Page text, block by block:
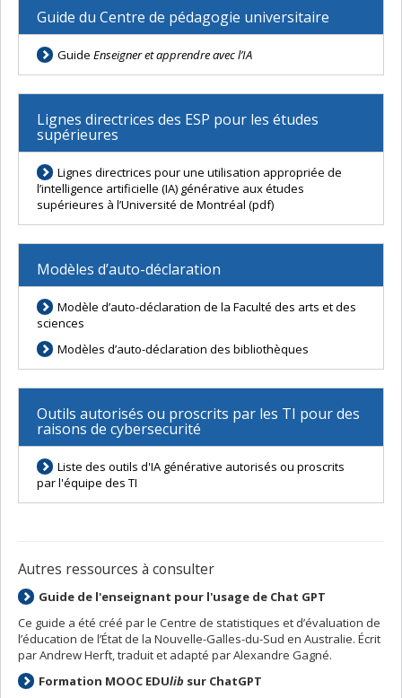
Guide du Centre de pédagogie universitaire
GuideEnseigner et apprendre avec l’IA
Lignes directrices des ESP pour les études
supérieures
Lignes directrices pour une utilisation appropriée de
l’intelligence artificielle (IA) générative aux études
supérieures à l’Université de Montréal (pdf)
Modèles d’auto-déclaration
Modèle d’auto-déclaration de la Faculté des arts et des
sciences
Modèles d’auto-déclaration des bibliothèques
Outils autorisés ou proscrits par les TI pour des
raisons de cybersecurité
Liste des outils d'IA générative autorisés ou proscrits
par l'équipe des TI
Autres ressources à consulter
Guide de l'enseignant pour l'usage de Chat GPT
Ce guide a été créé par le Centre de statistiques et d’évaluation de
l’éducation de l’État de la Nouvelle-Galles-du-Sud en Australie. Écrit
par Andrew Herft, traduit et adapté par Alexandre Gagné.
Formation MOOC EDUlib sur ChatGPT